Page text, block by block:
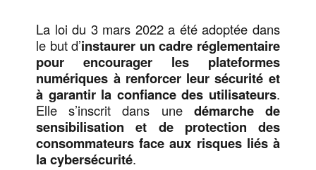
La loi du 3 mars 2022 a été adoptée dans
le but d’instaurer un cadre réglementaire
pour encourager les plateformes
numériques à renforcer leur sécurité et
à garantir la confiance des utilisateurs.
Elle s’inscrit dans une démarche de
sensibilisation et de protection des
consommateurs face aux risques liés à
la cybersécurité.